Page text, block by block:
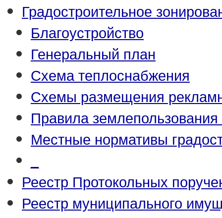
Градостроительное
Благоустройство
Генеральный план
Схема теплоснабжения
Схемы размещения
Правила землепользования
Местные нормативы
Реестр Протокольных
Реестр муниципального